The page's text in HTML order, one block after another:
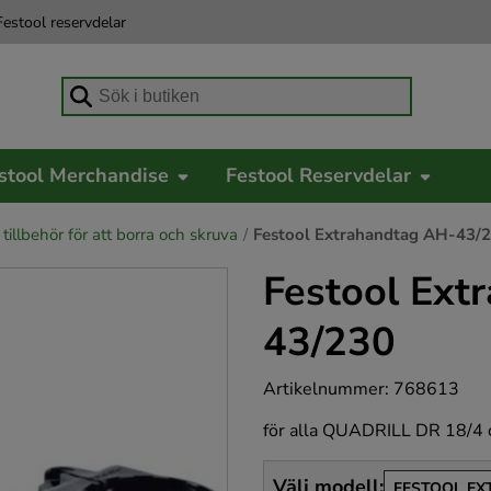
reservdelar
Börja skriva för att söka
Merchandise Festool Reservdelar
för att borra och skruva Festool Extrahandtag AH-43/
Festool
43/230
Artikelnummer: 768613
för alla QUADRILL DR 18/4